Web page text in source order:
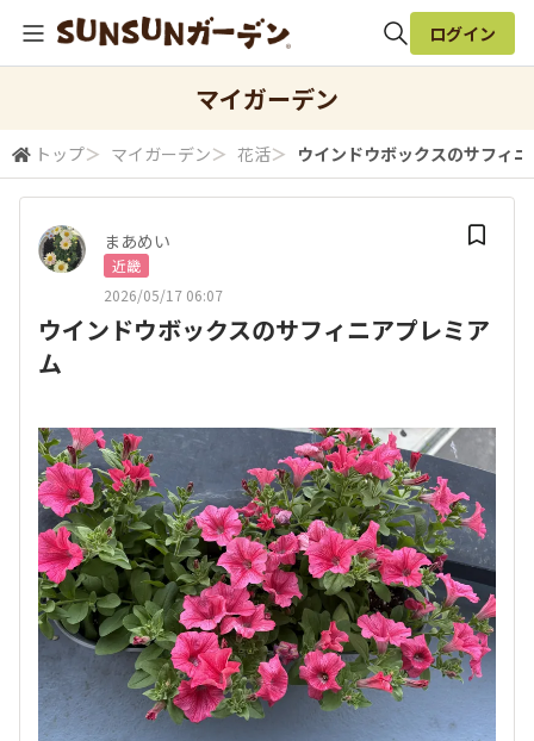
検索
ログイン
マイガーデン
トップ＞ マイガーデン＞ 花活＞ ウインドウボックスのサフィ
まあめい
近畿
2026/05/17 06:07
ウインドウボックスのサフィニアプレミア
ム